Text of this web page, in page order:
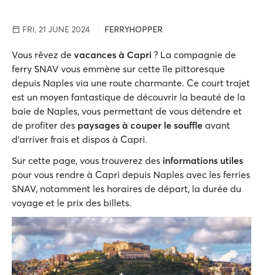
FRI, 21 JUNE 2024 FERRYHOPPER
Vous rêvez de vacances à Capri ? La compagnie de
ferry SNAV vous emmène sur cette île pittoresque
depuis Naples via une route charmante. Ce court trajet
est un moyen fantastique de découvrir la beauté de la
baie de Naples, vous permettant de vous détendre et
de profiter des paysages à couper le souffle avant
d'arriver frais et dispos à Capri.
Sur cette page, vous trouverez des informations utiles
pour vous rendre à Capri depuis Naples avec les ferries
SNAV, notamment les horaires de départ, la durée du
voyage et le prix des billets.